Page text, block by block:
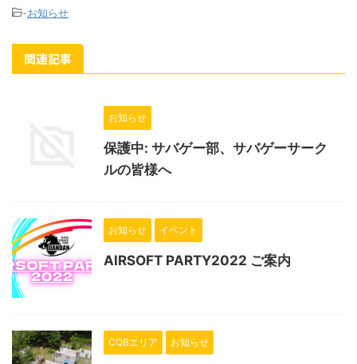
-お知らせ
関連記事
お知らせ
保護中: サバゲー部、サバゲーサーク
ルの皆様へ
お知らせ イベント
AIRSOFT PARTY2022 ご案内
CQBエリア お知らせ